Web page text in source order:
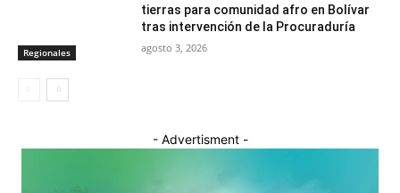
Regionales
tierras para comunidad afro en Bolívar
tras intervención de la Procuraduría
agosto 3, 2026
- Advertisment -